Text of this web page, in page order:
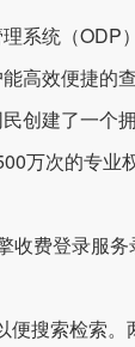
系统（
高效便捷的
创建了一个
万次的专业
收费登录服务
便搜索检索